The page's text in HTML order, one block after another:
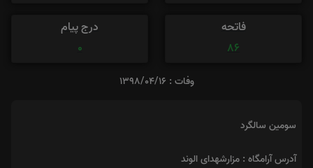
فاتحه
86
درج پیام
0
وفات : 1398/04/16
سومین سالگرد
آدرس آرامگاه : مزارشهدای الوند